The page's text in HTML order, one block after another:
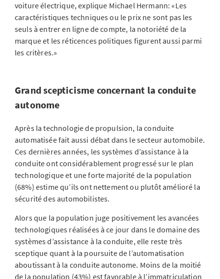
voiture électrique, explique Michael Hermann: «Les
caractéristiques techniques ou le prix ne sont pas les
seuls à entrer en ligne de compte, la notoriété de la
marque et les réticences politiques figurent aussi parmi
les critères.»
Grand scepticisme concernant la conduite
autonome
Après la technologie de propulsion, la conduite
automatisée fait aussi débat dans le secteur automobile.
Ces dernières années, les systèmes d’assistance à la
conduite ont considérablement progressé sur le plan
technologique et une forte majorité de la population
(68%) estime qu’ils ont nettement ou plutôt amélioré la
sécurité des automobilistes.
Alors que la population juge positivement les avancées
technologiques réalisées à ce jour dans le domaine des
systèmes d’assistance à la conduite, elle reste très
sceptique quant à la poursuite de l’automatisation
aboutissant à la conduite autonome. Moins de la moitié
de la population (43%) est favorable à l’immatriculation